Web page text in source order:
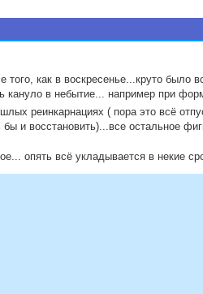
того, как в воскресенье...круто
кануло в небытие... например при
реинкарнациях ( пора это всё
и восстановить)...все остальное
опять всё укладывается в некие